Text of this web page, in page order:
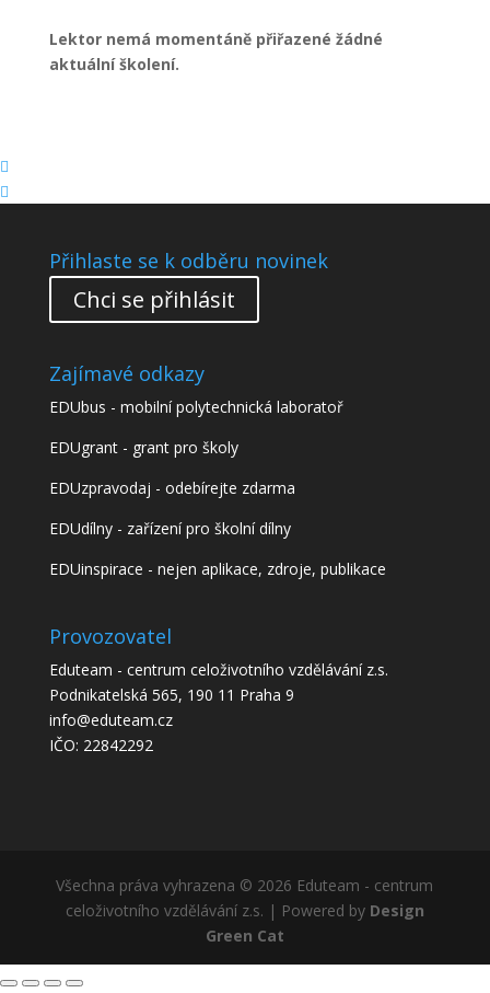
Lektor nemá momentáně přiřazené žádné
aktuální školení.


Přihlaste se k odběru novinek
Chci se přihlásit
Zajímavé odkazy
EDUbus - mobilní polytechnická laboratoř
EDUgrant - grant pro školy
EDUzpravodaj - odebírejte zdarma
EDUdílny - zařízení pro školní dílny
EDUinspirace - nejen aplikace, zdroje, publikace
Provozovatel
Eduteam - centrum celoživotního vzdělávání z.s.
Podnikatelská 565, 190 11 Praha 9
info@eduteam.cz
IČO: 22842292
Všechna práva vyhrazena © 2026 Eduteam - centrum
celoživotního vzdělávání z.s. | Powered by Design
Green Cat